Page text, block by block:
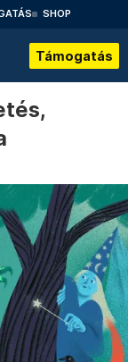
SHOP
Támogatás